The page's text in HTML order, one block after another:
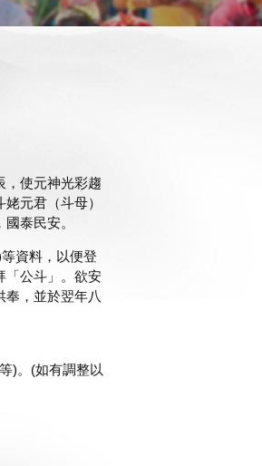
，使元神光彩趨
元君（斗母）
泰民安。
資料，以便登
「公斗」。欲安
奉，並於翌年八
)。(如有調整以